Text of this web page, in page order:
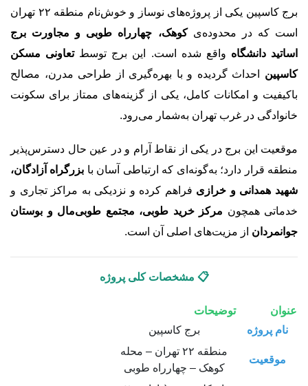
برج کاسپین یکی از پروژه‌های نوساز و خوش‌نام منطقه ۲۲ تهران
است که در محدوده‌یکوهک، چهارراه طوبی و مجاورت برج
اساتید دانشگاه واقع شده است. این برج توسطتعاونی مسکن
کاسپین احداث گردیده و با بهره‌گیری از طراحی مدرن، مصالح
باکیفیت و امکانات کامل، یکی از گزینه‌های ممتاز برای سکونت
خانوادگی در غرب تهران به‌شمار می‌رود.
موقعیت این برج در یکی از نقاط آرام و در عین حال دسترس‌پذیر
منطقه قرار دارد؛ به‌گونه‌ای که ارتباطی آسان با بزرگراه آزادگان،
شهید همدانی و خرازی فراهم کرده و نزدیکی به مراکز تجاری و
خدماتی همچون مرکز خرید طوبی، مجتمع طوبی‌مال و بوستان
جوانمردان از مزیت‌های اصلی آن است.
📋 مشخصات کلی پروژه
عنوان
توضیحات
نام پروژه
برج کاسپین
موقعیت
منطقه ۲۲ تهران – محله
کوهک – چهارراه طوبی